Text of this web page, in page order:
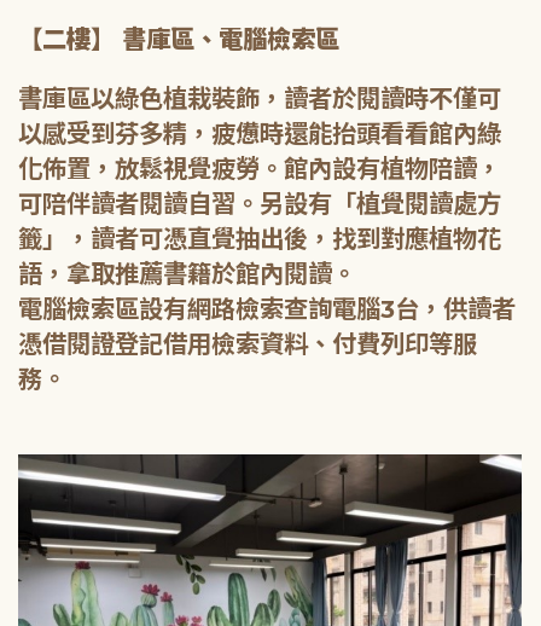
【二樓】 書庫區、電腦檢索區
書庫區以綠色植栽裝飾，讀者於閱讀時不僅可
以感受到芬多精，疲憊時還能抬頭看看館內綠
化佈置，放鬆視覺疲勞。館內設有植物陪讀，
可陪伴讀者閱讀自習。另設有「植覺閱讀處方
籤」，讀者可憑直覺抽出後，找到對應植物花
語，拿取推薦書籍於館內閱讀。
電腦檢索區設有網路檢索查詢電腦3台，供讀者
憑借閱證登記借用檢索資料、付費列印等服
務。